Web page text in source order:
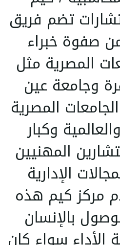
تضم فريق
صفوة خبراء
المصرية مثل
وجامعة عين
المصرية
وكبار
المهنيين
الإدارية
مركز كيم هذه
بالإنسان